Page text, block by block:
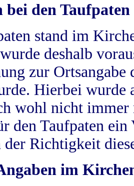
bei den Taufpaten
stand im
deshalb
zur
Hierbei wurde
wohl nicht
den Taufpaten
Richtigkeit
im